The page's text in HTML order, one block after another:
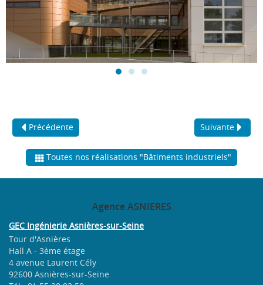
Précédente
Toutes nos réalisations "Bâtiments industriels"
Suivante
AgenceASNIERES
GEC Ingénierie Asnières-sur-Seine
Tour d'Asnières
Hall A - 3ème étage
4 avenue Laurent Cély
92600 Asnières-sur-Seine